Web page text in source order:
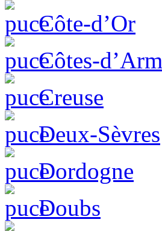
Côte-d’Or
Côtes-
Creuse
Deux-Sèvres
Dordogne
Doubs